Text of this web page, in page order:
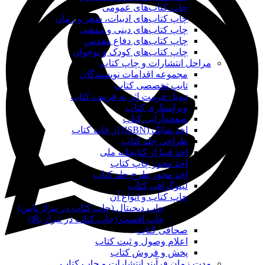
چاپ کتاب‌های عمومی
چاپ کتاب‌های ادبیات، شعر و رمان
چاپ کتاب‌های دینی و مذهبی
چاپ کتاب‌های دفاع مقدس
چاپ کتاب‌های کودک و نوجوان
مراحل انتشارات و چاپ کتاب
مجموعه اقدامات نویسندگان
تایپ تخصصی کتاب
تبدیل فرمت اثر به فرمت کتاب
ویراستاری کتاب
صفحه‌آرایی کتاب
اخذ شابک (ISBN) از خانه کتاب
طراحی جلد کتاب
اخذ فیپا از کتابخانه ملی
اخذ مجوز چاپ کتاب
اخذ مجوز طرح جلد کتاب
لیتوگرافی کتاب
چاپ کتاب و انواع آن
چاپ دیجیتال (چاپ کتاب در تیراژ پایین)
چاپ افست (چاپ کتاب در تیراژ بالا)
صحافی کتاب
اعلام وصول و ثبت کتاب
پخش و فروش کتاب